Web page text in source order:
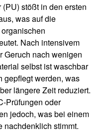
stößt in den ersten
was auf die
Nach intensivem
Geruch nach wenigen
selbst ist waschbar
gepflegt werden, was
längere Zeit reduziert.
Prüfungen oder
jedoch, was bei einem
nachdenklich stimmt.